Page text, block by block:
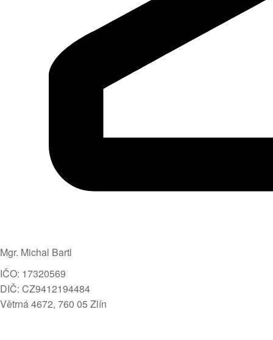
Mgr. Michal Bartl
IČO: 17320569
DIČ: CZ9412194484
Větrná 4672, 760 05 Zlín